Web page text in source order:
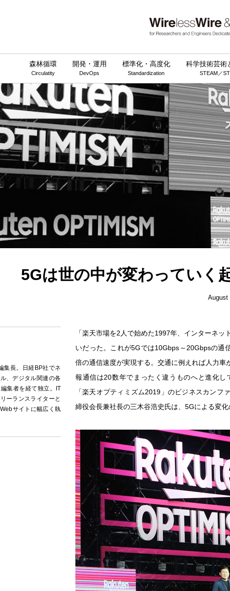
森林循環
Circulatity
開発・運用
DevOps
標準化・高度化
Standardization
科学技術芸術
STEAM／
5Gは世の中が変わってい
August
集長。日経BP社でネ
、デジタル関連の各
集者を経て独立。IT
ーランスライターと
サイトに幅広く執
「楽天市場を2人で始めた1997年、インターネ
いだった。これが5Gでは10Gbps～20Gbpsの通
倍の通信速度が実現する。交通に例えれば人力
報通信は20数年でまったく違うものへと進化
「楽天オプティミズム2019」のビジネスカンフ
締役会長兼社長の三木谷浩史氏は、5Gによる変化